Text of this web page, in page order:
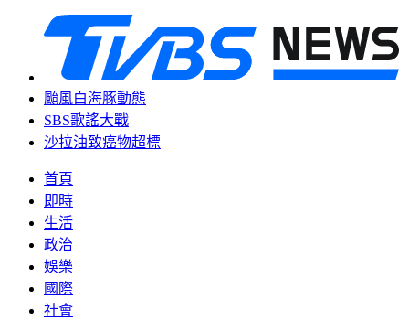
颱風白海豚動態
SBS歌謠大戰
沙拉油致癌物超標
首頁
即時
生活
政治
娛樂
國際
社會